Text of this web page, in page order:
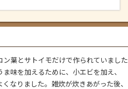
ン葉とサトイモだけで作られていました
味を加えるために、小エビを加え、
なりました。雑炊が炊きあがった後、